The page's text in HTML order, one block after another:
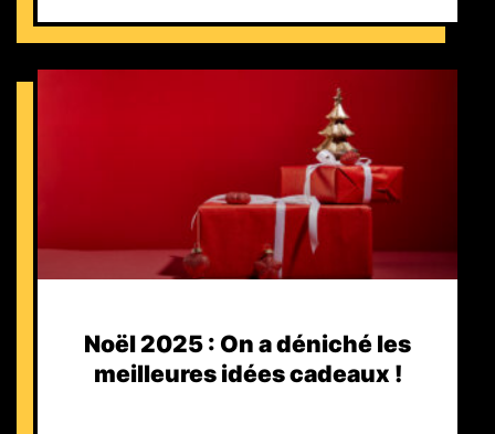
Noël 2025 : On a déniché les
meilleures idées cadeaux !